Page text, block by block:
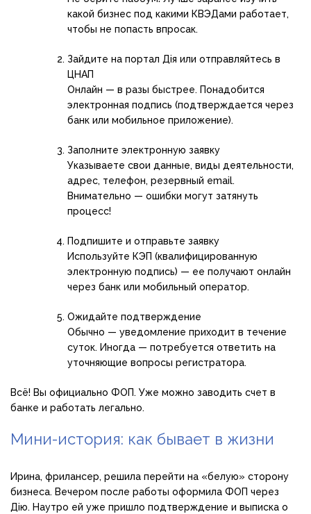
какой бизнес под какими КВЭДами работает,
чтобы не попасть впросак.
Зайдите на портал Дія или отправляйтесь в
ЦНАП
Онлайн — в разы быстрее. Понадобится
электронная подпись (подтверждается через
банк или мобильное приложение).
Заполните электронную заявку
Указываете свои данные, виды деятельности,
адрес, телефон, резервный email.
Внимательно — ошибки могут затянуть
процесс!
Подпишите и отправьте заявку
Используйте КЭП (квалифицированную
электронную подпись) — ее получают онлайн
через банк или мобильный оператор.
Ожидайте подтверждение
Обычно — уведомление приходит в течение
суток. Иногда — потребуется ответить на
уточняющие вопросы регистратора.
Всё! Вы официально ФОП. Уже можно заводить счет в
банке и работать легально.
Мини-история: как бывает в жизни
Ирина, фрилансер, решила перейти на «белую» сторону
бизнеса. Вечером после работы оформила ФОП через
Дію. Наутро ей уже пришло подтверждение и выписка о